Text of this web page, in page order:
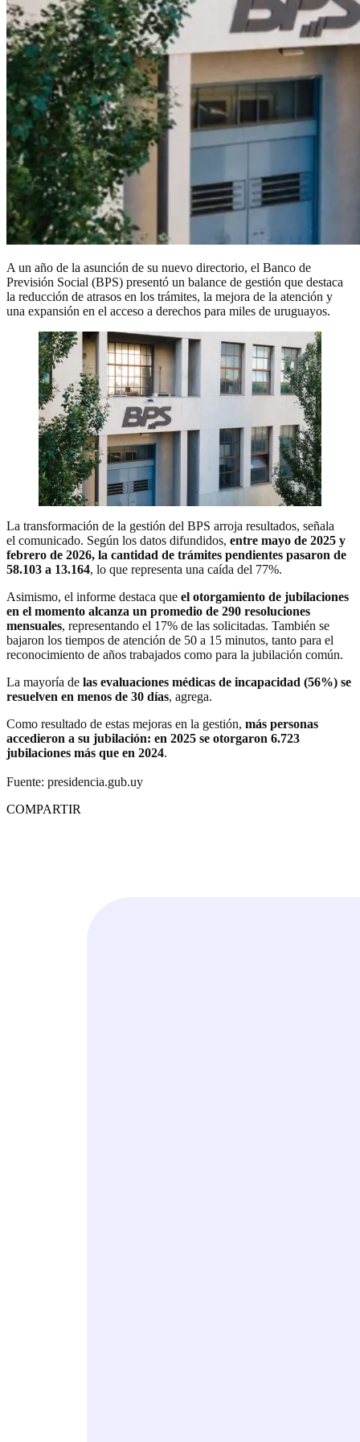
A un año de la asunción de su nuevo directorio, el Banco de
Previsión Social (BPS) presentó un balance de gestión que destaca
la reducción de atrasos en los trámites, la mejora de la atención y
una expansión en el acceso a derechos para miles de uruguayos.
La transformación de la gestión del BPS arroja resultados, señala
el comunicado. Según los datos difundidos, entre mayo de 2025 y
febrero de 2026, la cantidad de trámites pendientes pasaron de
58.103 a 13.164, lo que representa una caída del 77%.
Asimismo, el informe destaca que el otorgamiento de jubilaciones
en el momento alcanza un promedio de 290 resoluciones
mensuales, representando el 17% de las solicitadas. También se
bajaron los tiempos de atención de 50 a 15 minutos, tanto para el
reconocimiento de años trabajados como para la jubilación común.
La mayoría de las evaluaciones médicas de incapacidad (56%) se
resuelven en menos de 30 días, agrega.
Como resultado de estas mejoras en la gestión, más personas
accedieron a su jubilación: en 2025 se otorgaron 6.723
jubilaciones más que en 2024.
Fuente: presidencia.gub.uy
COMPARTIR